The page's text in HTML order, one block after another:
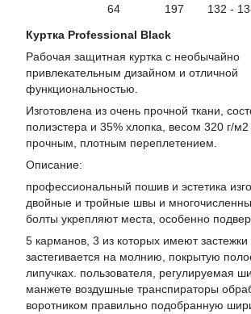
64 197 132 -
Куртка Professional Black
Рабочая защитная куртка с необычайно
привлекательным дизайном и отличной
функциональностью.
Изготовлена из очень прочной ткани,
полиэстера и 35% хлопка, весом 320 г/
прочным, плотным переплетением.
Описание:
профессиональный пошив и эстетика
двойные и тройные швы и
болты укрепляют места, особенно
5 карманов, 3 из которых имеют застежки
застегивается на молнию, покрытую
липучках. пользователя, регулируемая
манжете воздушные транспираторы
воротником правильно подобранную